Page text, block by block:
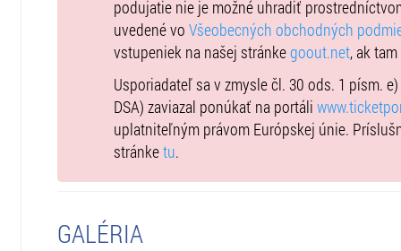
o nič menej ako hľadanie strateného otca, partnera aj
Autorka: Elaine Murphy
Réžia: Alena Weisel Lelková
podujatie nie je možné uhradiť
uvedené vo Všeobecných obchodných
vstupeniek na našej stránkegoout.net, ak
Usporiadateľ sa v zmysle čl. 30 ods. 1 písm.
DSA) zaviazal ponúkať na portáli
uplatniteľným právom Európskej únie.
stránketu.
GALÉRIA